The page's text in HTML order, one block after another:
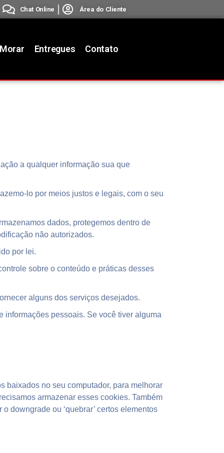
Chat Online Área do Cliente
Entregues Contato
a qualquer informação sua que
lo por meios justos e legais, com o seu
dados, protegemos dentro de
não autorizados.
por lei.
sobre o conteúdo e práticas desses
alguns dos serviços desejados.
informações pessoais. Se você tiver alguma
baixados no seu computador, para melhorar
armazenar esses cookies. Também
downgrade ou ‘quebrar’ certos elementos